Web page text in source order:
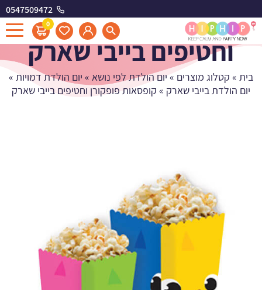
0547509472
0
קופסאות פופקורן
וחטיפים בייבי שארק
בית » קטלוג מוצרים » יום הולדת לפי נושא » יום הולדת דמויות »
יום הולדת בייבי שארק » קופסאות פופקורן וחטיפים בייבי שארק